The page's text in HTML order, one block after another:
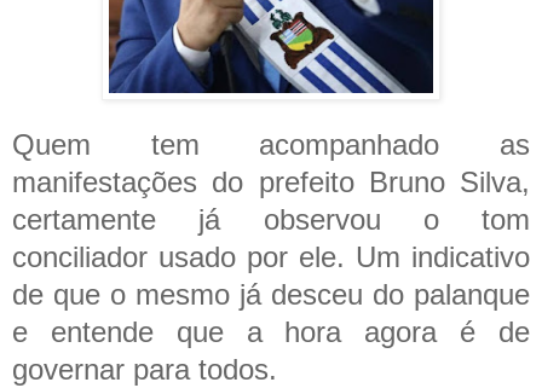
Quem tem acompanhado as
manifestações do prefeito Bruno Silva,
certamente já observou o tom
conciliador usado por ele. Um indicativo
de que o mesmo já desceu do palanque
e entende que a hora agora é de
governar para todos.